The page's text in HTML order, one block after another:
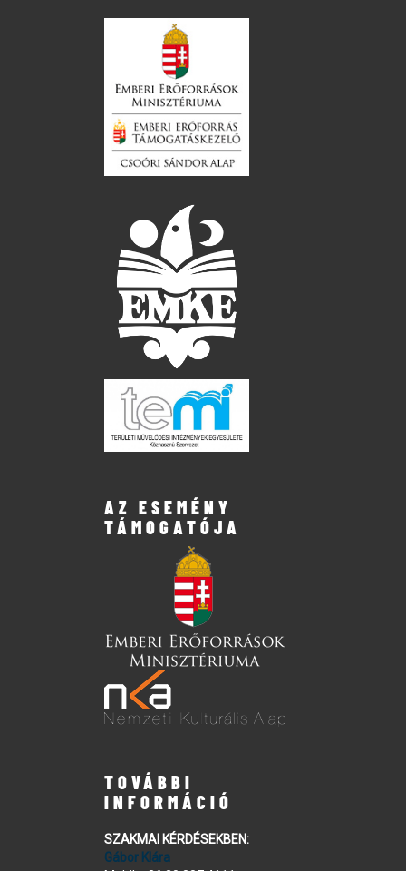
AZ ESEMÉNY
TÁMOGATÓJA
TOVÁBBI
INFORMÁCIÓ
SZAKMAI KÉRDÉSEKBEN:
Gábor Klára